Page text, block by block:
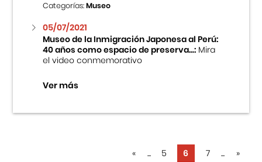
Categorías:Museo
05/07/2021
Museo de la Inmigración Japonesa al Perú:
40 años como espacio de preserva...:Mira
el video conmemorativo
Ver más
« ... 5 6 7 ... »